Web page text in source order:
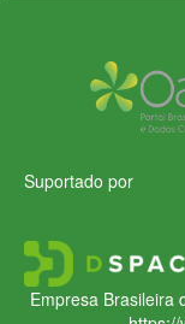
Suportado por
Empresa Brasileira